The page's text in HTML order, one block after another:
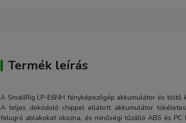
Termék leírás
A SmallRig LP-E6NH fényképezőgép akkumulátor és
A teljes dekódoló chippel ellátott akkumulátor
felugró ablakokat okozna, és minőségi tűzálló ABS és